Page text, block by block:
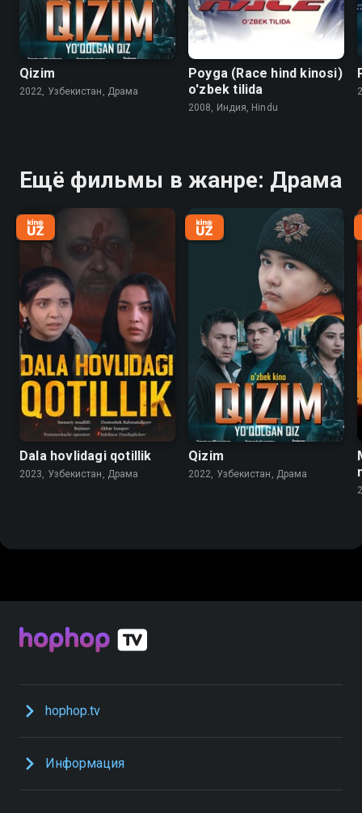
Qizim
2022, Узбекистан, Драма
Poyga (Race hind kinosi)
o'zbek tilida
2008, Индия, Hindu
Ещё фильмы в жанре: Драма
Dala hovlidagi qotillik
2023, Узбекистан, Драма
Qizim
2022, Узбекистан, Драма
hophop.tv
Информация